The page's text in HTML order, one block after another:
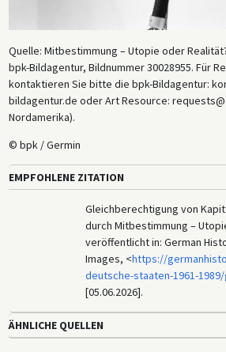
Quelle: Mitbestimmung – Utopie oder
bpk-Bildagentur, Bildnummer 30028955. Für
kontaktieren Sie bitte die bpk-Bildagentur:
bildagentur.de oder Art Resource:
Nordamerika).
© bpk / Germin
EMPFOHLENE ZITATION
Gleichberechtigung von
durch Mitbestimmung –
veröffentlicht in: German
Images, <https://
deutsche-staaten-1961-
[05.06.2026].
ÄHNLICHE QUELLEN